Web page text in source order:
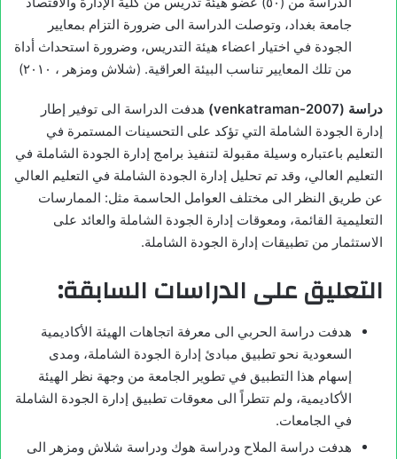
جامعة بغداد، وتوصلت الدراسة الى ضرورة التزام بمعايير
الجودة في اختيار اعضاء هيئة التدريس، وضرورة استحداث أداة
من تلك المعايير تناسب البيئة العراقية. (شلاش ومزهر ، ۲۰۱۰)
دراسة (2007- venkatraman
) هدفت الدراسة الى توفير إطار
إدارة الجودة الشاملة التي تؤكد على التحسينات المستمرة في
التعليم باعتباره وسيلة مقبولة لتنفيذ برامج إدارة الجودة الشاملة في
التعليم العالي، وقد تم تحليل إدارة الجودة الشاملة في التعليم العالي
عن طريق النظر الى مختلف العوامل الحاسمة مثل: الممارسات
التعليمية القائمة، ومعوقات إدارة الجودة الشاملة والعائد على
الاستثمار من تطبيقات إدارة الجودة الشاملة.
التعليق على الدراسات السابقة:
هدفت دراسة الحربي الى معرفة اتجاهات الهيئة الأكاديمية
السعودية نحو تطبيق مبادئ إدارة الجودة الشاملة، ومدى
إسهام هذا التطبيق في تطوير الجامعة من وجهة نظر الهيئة
الأكاديمية، ولم تتطراً الى معوقات تطبيق إدارة الجودة الشاملة
في الجامعات.
هدفت دراسة الملاح ودراسة هوك ودراسة شلاش ومزهر الى